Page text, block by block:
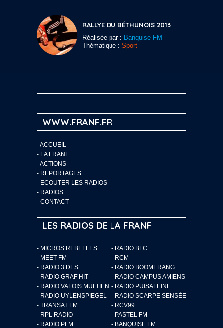
RALLYE DU BÉTHUNOIS 2013
Réalisée par : Banquise FM
Thématique : Sport
WWW.FRANF.FR
-ACCUEIL
- LA FRANF
-ACTIONS
- REPORTAGES
- ECOUTER LES RADIOS
- RADIOS
- CONTACT
LES RADIOS DE LA FRANF
- MICROS REBELLES
- RADIO BLC
- MEET FM
- RCM
- RADIO 3 DES
- RADIO BOOMERANG
- RADIO GRAF’HIT
- RADIO CAMPUS AMIENS
- RADIO VALOIS MULTIEN - RADIO PUISALEINE
- RADIO UYLENSPIEGEL
- RADIO SCARPE SENSÉE
- TRANSAT FM
- RCV99
- RPL RADIO
- PASTEL FM
- RADIO PFM
- BANQUISE FM